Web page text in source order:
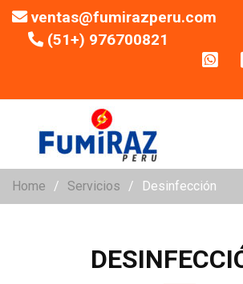
ventas@fumirazperu.com
(51+) 976700821
Home Servicios Desinfección